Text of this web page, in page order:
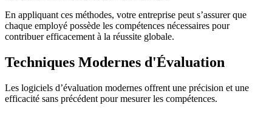
En appliquant ces méthodes, votre entreprise peut s’assurer que
chaque employé possède les compétences nécessaires pour
contribuer efficacement à la réussite globale.
Techniques Modernes d'Évaluation
Les logiciels d’évaluation modernes offrent une précision et une
efficacité sans précédent pour mesurer les compétences.